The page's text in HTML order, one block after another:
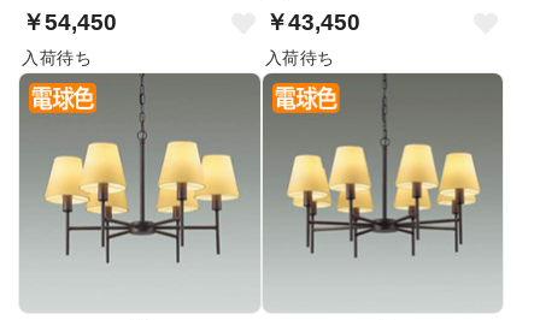
￥54,450
入荷待ち
￥43,450
入荷待ち